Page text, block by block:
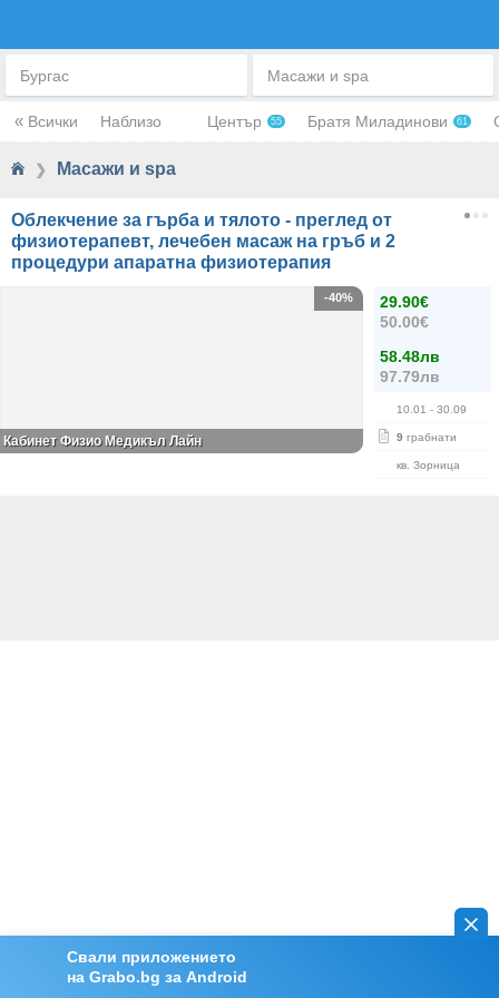
Бургас Масажи и spa
« Всички Наблизо Център 55 Братя Миладинови 61
❯ Масажи и spa
Свали приложението
на Grabo.bg за Android
Облекчение за гърба и тялото - преглед от
физиотерапевт, лечебен масаж на гръб и 2
процедури апаратна физиотерапия
29.90€
50.00€
58.48лв
97.79лв
10.01 - 30.09
9 грабнати
кв. Зорница
-40%
Кабинет Физио Медикъл Лайн